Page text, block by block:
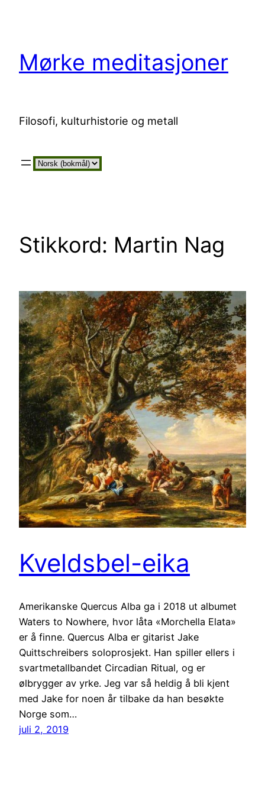
Mørke meditasjoner
Filosofi, kulturhistorie og metall
Velg
Stikkord: Martin Nag
Kveldsbel-eika
Amerikanske Quercus Alba ga i 2018 ut albumet
Waters to Nowhere, hvor låta «Morchella Elata»
er å finne. Quercus Alba er gitarist Jake
Quittschreibers soloprosjekt. Han spiller ellers i
svartmetallbandet Circadian Ritual, og er
ølbrygger av yrke. Jeg var så heldig å bli kjent
med Jake for noen år tilbake da han besøkte
Norge som…
juli 2, 2019